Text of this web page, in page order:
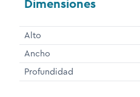
Dimensiones
Alto
Ancho
Profundidad